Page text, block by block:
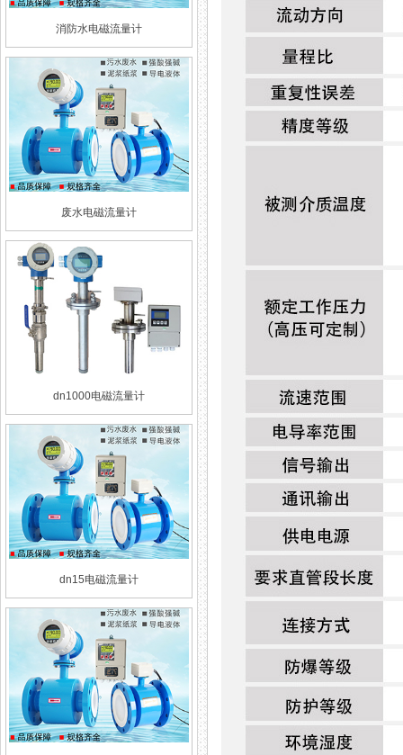
消防水电磁流量计
废水电磁流量计
dn1000电磁流量计
dn15电磁流量计